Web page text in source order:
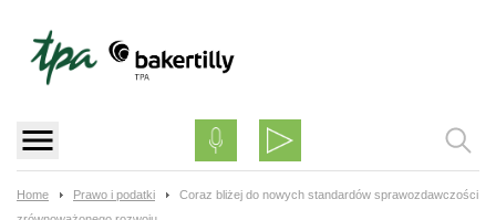
content
Home Prawo i podatki
Coraz bliżej do nowych standardów sprawozdawczości